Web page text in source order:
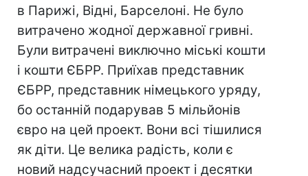
в Парижі, Відні, Барселоні. Не було
витрачено жодної державної гривні.
Були витрачені виключно міські кошти
і кошти ЄБРР. Приїхав представник
ЄБРР, представник німецького уряду,
бо останній подарував 5 мільйонів
євро на цей проект. Вони всі тішилися
як діти. Це велика радість, коли є
новий надсучасний проект і десятки